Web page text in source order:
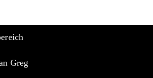
Greg